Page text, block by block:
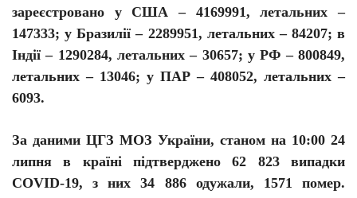
зареєстровано у США – 4169991, летальних –
147333; у Бразилії – 2289951, летальних – 84207; в
Індії – 1290284, летальних – 30657; у РФ – 800849,
летальних – 13046; у ПАР – 408052, летальних –
6093.
За даними ЦГЗ МОЗ України, станом на 10:00 24
липня в країні підтверджено62 823 випадки
COVID-19, з них 34 886 одужали, 1571 помер.